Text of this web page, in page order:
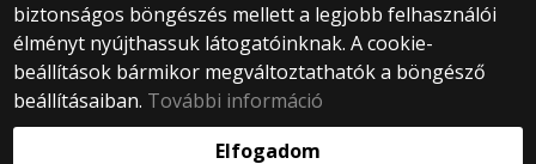
biztonságos böngészés mellett a legjobb felhasználói
élményt nyújthassuk látogatóinknak. A cookie-
beállítások bármikor megváltoztathatók a böngésző
beállításaiban. További információ
Elfogadom
© 2025 Eötvös Loránd Tudományegyetem
Minden jog fenntartva.
1053 Budapest, Egyetem tér 1–3.
Központi telefonszám: +36 1 411 6500
Webfejlesztés: